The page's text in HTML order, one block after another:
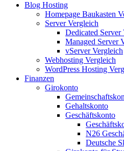
Blog Hosting
Homepage Baukasten
Server Vergleich
Dedicated Server
Managed Server
vServer Vergleich
Webhosting Vergleich
WordPress Hosting
Finanzen
Girokonto
Gehaltskonto
Geschäftskonto
N26
Deutsche